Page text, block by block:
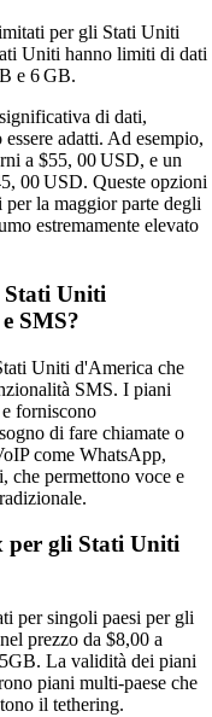
per gli Stati Uniti
Uniti hanno limiti di dati
e 6 GB.
di dati,
adatti. Ad esempio,
a $55, 00 USD, e un
00 USD. Queste opzioni
la maggior parte degli
estremamente elevato
Stati Uniti
SMS?
Uniti d'America che
SMS. I piani
forniscono
di fare chiamate o
come WhatsApp,
che permettono voce e
per gli Stati Uniti
per singoli paesi per gli
prezzo da $8,00 a
La validità dei piani
piani multi-paese che
il tethering.